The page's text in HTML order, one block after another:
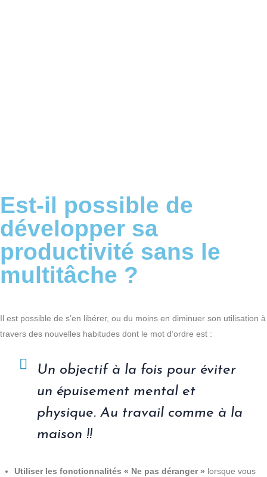
Est-il possible de
développer sa
productivité sans le
multitâche ?
Il est possible de s’en libérer, ou du moins en diminuer son utilisation à
travers des nouvelles habitudes dont le mot d’ordre est :
Un objectif à la fois pour éviter
un épuisement mental et
physique. Au travail comme à la
maison !!
Utiliser les fonctionnalités « Ne pas déranger » lorsque vous